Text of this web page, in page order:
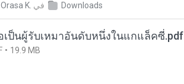
Orasa K. في Downloads
เป็นผู้รับเหมาอันดับหนึ่งในแกแล็คซี่.pdf
19.9 MB